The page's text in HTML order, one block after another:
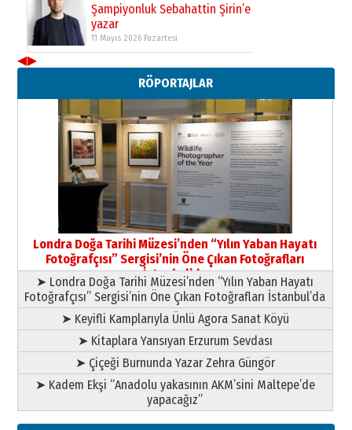
Şampiyonluk Sebahattin Şirin’e
yazar
11 Mayıs 2026 Pazartesi
Neşat YALÇIN
Paranın Aile Kültüründeki Yeri
03 Ağustos 2026 Pazartesi
Yıldırım Gündoğdu
HAVVA’NIN ÜÇ KIZI
09 Temmuz 2026 Perşembe
Yusuf POLAT
Şampiyonluk Sebahattin Şirin’e
yazar
11 Mayıs 2026 Pazartesi
◀▶
RÖPORTAJLAR
Londra Doğa Tarihi Müzesi’nden “Yılın Yaban Hayatı
Fotoğrafçısı” Sergisi’nin Öne Çıkan Fotoğrafları
İstanbul’da
➤ Londra Doğa Tarihi Müzesi’nden “Yılın Yaban Hayatı
Fotoğrafçısı” Sergisi’nin Öne Çıkan Fotoğrafları İstanbul’da
➤ Keyifli Kamplarıyla Ünlü Agora Sanat Köyü
➤ Kitaplara Yansıyan Erzurum Sevdası
➤ Çiçeği Burnunda Yazar Zehra Güngör
➤ Kadem Ekşi “Anadolu yakasının AKM’sini Maltepe’de
yapacağız”